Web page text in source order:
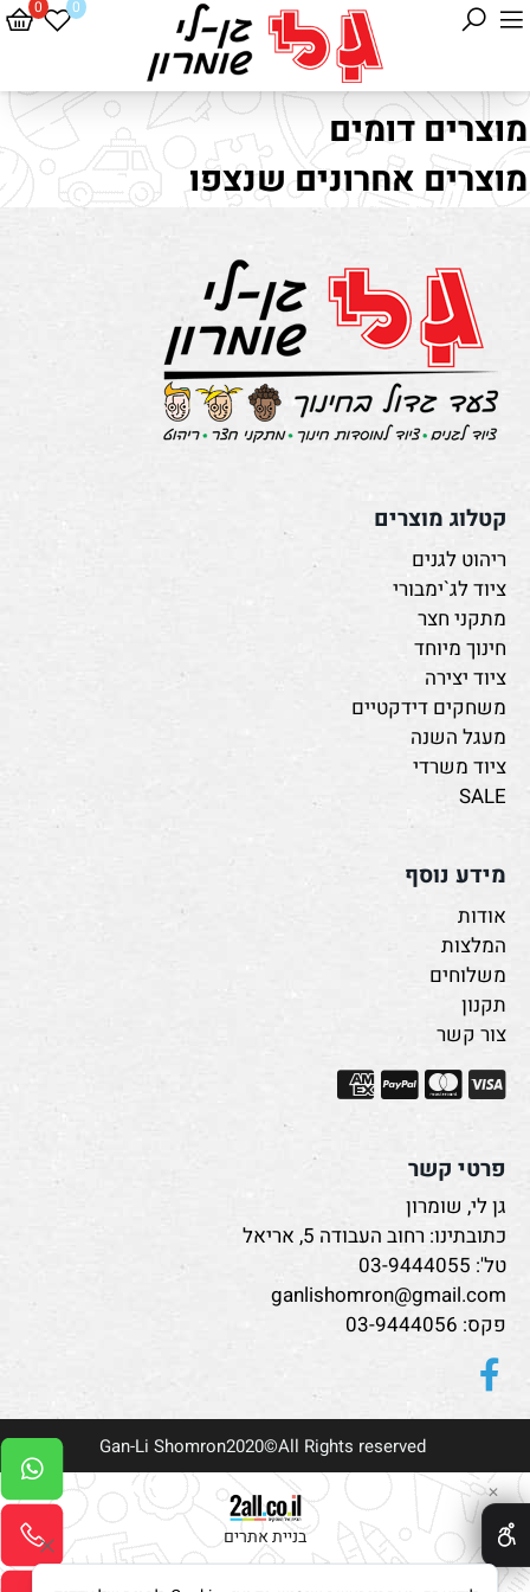
0 0
מוצרים דומים
מוצרים אחרונים שנצפו
קטלוג מוצרים
ריהוט לגנים
ציוד לג`ימבורי
מתקני חצר
חינוך מיוחד
ציוד יצירה
משחקים דידקטיים
מעגל השנה
ציוד משרדי
SALE
מידע נוסף
אודות
המלצות
משלוחים
תקנון
צור קשר
פרטי קשר
גן לי, שומרון
כתובתינו: רחוב העבודה 5, אריאל
טל': 03-9444055
ganlishomron@gmail.com
פקס: 03-9444056
בניית אתרים
✕